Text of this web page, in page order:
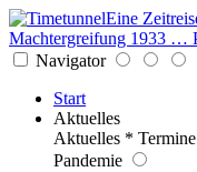
Eine
Machtergreifung 1933 …
Navigator
Start
Aktuelles
Aktuelles *
Pandemie